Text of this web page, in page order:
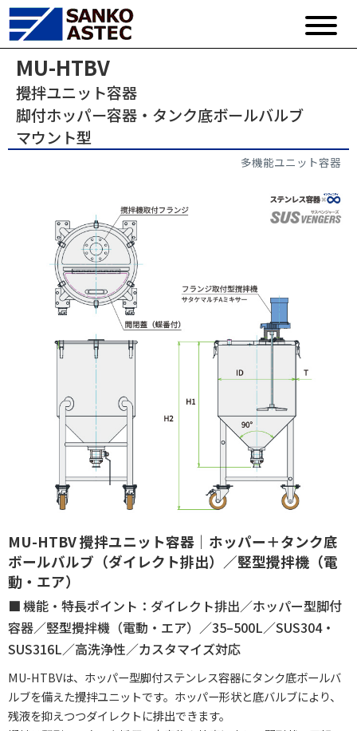
MU-HTBV
攪拌ユニット容器
脚付ホッパー容器・タンク底ボールバルブ
マウント型
多機能ユニット容器
MU-HTBV 攪拌ユニット容器｜ホッパー＋タンク底
ボールバルブ（ダイレクト排出）／竪型攪拌機（電
動・エア）
機能・特長ポイント：ダイレクト排出／ホッパー型脚付
容器／竪型攪拌機（電動・エア）／35–500L／SUS304・
SUS316L／高洗浄性／カスタマイズ対応
MU-HTBVは、ホッパー型脚付ステンレス容器にタンク底ボールバ
ルブを備えた攪拌ユニットです。ホッパー形状と底バルブにより、
残液を抑えつつダイレクトに排出できます。